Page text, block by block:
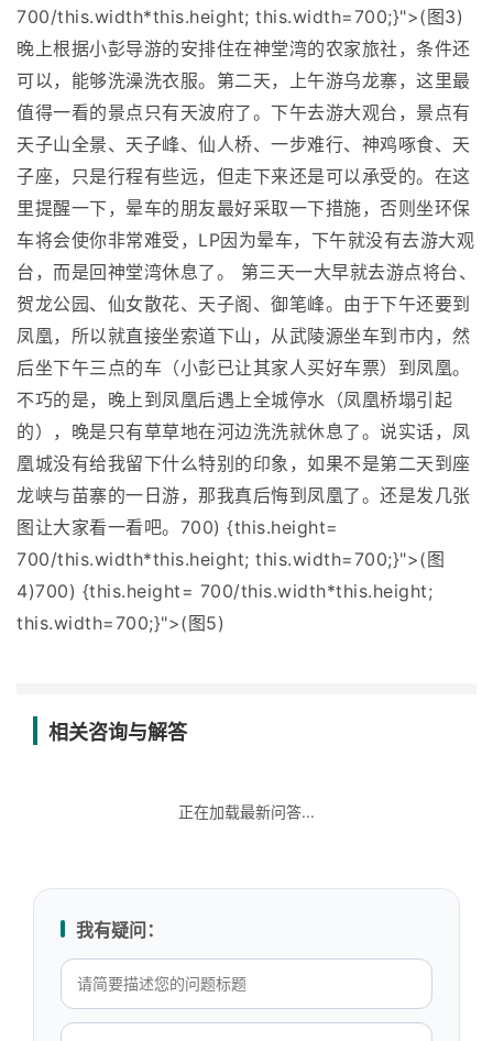
700/this.width*this.height; this.width=700;}">(图3)
晚上根据小彭导游的安排住在神堂湾的农家旅社，条件还
可以，能够洗澡洗衣服。第二天，上午游乌龙寨，这里最
值得一看的景点只有天波府了。下午去游大观台，景点有
天子山全景、天子峰、仙人桥、一步难行、神鸡啄食、天
子座，只是行程有些远，但走下来还是可以承受的。在这
里提醒一下，晕车的朋友最好采取一下措施，否则坐环保
车将会使你非常难受，LP因为晕车，下午就没有去游大观
台，而是回神堂湾休息了。 第三天一大早就去游点将台、
贺龙公园、仙女散花、天子阁、御笔峰。由于下午还要到
凤凰，所以就直接坐索道下山，从武陵源坐车到市内，然
后坐下午三点的车（小彭已让其家人买好车票）到凤凰。
不巧的是，晚上到凤凰后遇上全城停水（凤凰桥塌引起
的），晚是只有草草地在河边洗洗就休息了。说实话，凤
凰城没有给我留下什么特别的印象，如果不是第二天到座
龙峡与苗寨的一日游，那我真后悔到凤凰了。还是发几张
图让大家看一看吧。700) {this.height=
700/this.width*this.height; this.width=700;}">(图
4)700) {this.height= 700/this.width*this.height;
this.width=700;}">(图5)
相关咨询与解答
正在加载最新问答...
我有疑问：